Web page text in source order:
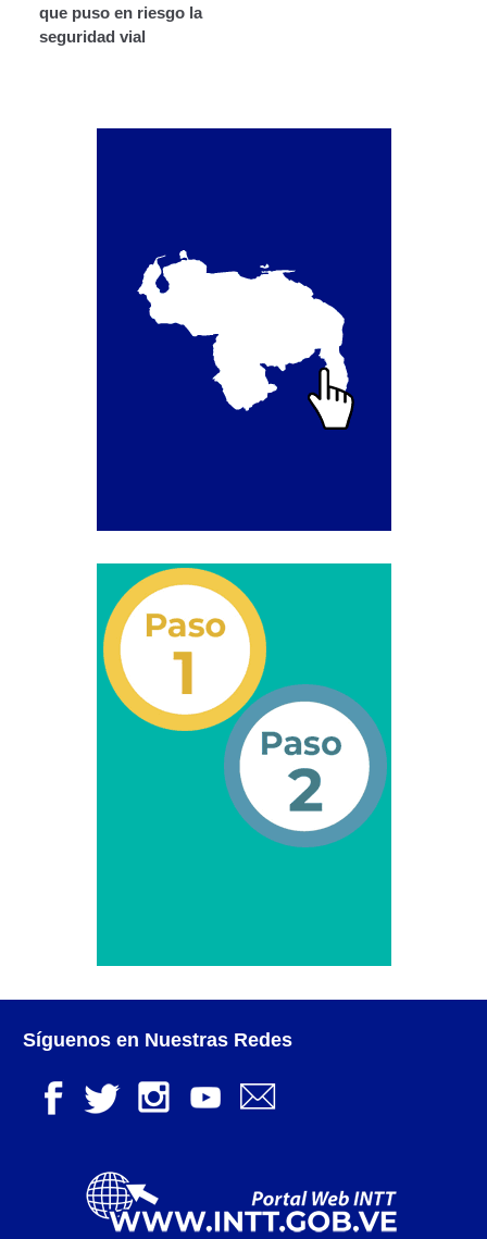
Registro Original de Licencia para Conducir Cuarto
Grado (4°).
Grado (5°).
Registro Original de Licencia para Conducir
Segundo Grado (2°) – (Mayores de 16 años).
Registro Original de Licencia para Conducir Tercer
Grado (3°) – (Mayores de 16 y menores de 18 años).
Registro Original de Licencia para Conducir Tercer
Licencia para Conducir – Servicio Frecuente
Llamado a Concurso Abierto
Marco Jurídico
Medios Publicitarios
Campaña de educación vial y ciudadana
Recaudos y requisitos para cambio de motivo de un
Recaudos y requisitos para instalación o
renovación de medio publicitario fijo.
Oficinas a Nivel Nacional
que puso en riesgo la
seguridad vial
Síguenos en Nuestras Redes